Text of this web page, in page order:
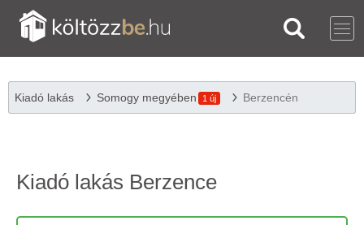
Kiadó lakás Somogy megyében 1 új Berzencén
Kiadó lakás Berzence